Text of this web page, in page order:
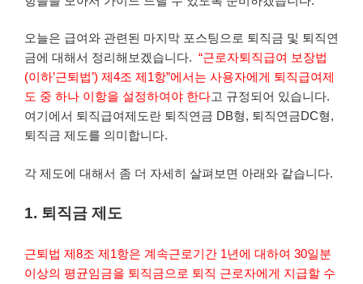
오늘은 급여와 관련된 마지막 포스팅으로 퇴직금 및 퇴직연
금에 대해서 정리해보겠습니다. “근로자퇴직급여 보장법
(이하’근퇴법’) 제4조 제1항”에서는 사용자에게 퇴직급여제
도 중 하나 이항을 설정하여야 한다고 규정되어 있습니다.
여기에서 퇴직급여제도란 퇴직연금 DB형, 퇴직연금DC형,
퇴직금 제도를 의미합니다.
각 제도에 대해서 좀 더 자세히 살펴보면 아래와 같습니다.
1. 퇴직금 제도
근퇴법 제8조 제1항은 계속근로기간 1년에 대하여 30일분
이상의 평균임금을 퇴직금으로 퇴직 근로자에게 지급할 수